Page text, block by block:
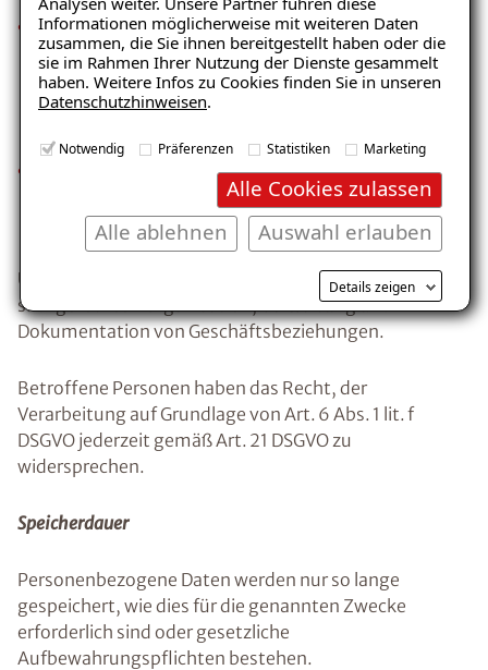
Informationen möglicherweise mit weiteren Daten
zusammen, die Sie ihnen bereitgestellt haben oder die
sie im Rahmen Ihrer Nutzung der Dienste gesammelt
haben. Weitere Infos zu Cookies finden Sie in unseren
Datenschutzhinweisen.
Notwendig Präferenzen Statistiken Marketing
Alle Cookies zulassen
Auswahl erlauben
Alle ablehnen
Details zeigen
vertriebs‑ und projektbezogene
Zusatzinformationen (z. B. Kommunikations‑ und
Entscheidungsstil, projektbezogene Präferenzen
sowie vertriebsrelevante Zusatzinformationen),
technische Nutzungs‑ und Protokolldaten bei der
Nutzung unserer IT‑ und Kommunikationssysteme
(z. B. Meeting‑IDs, IP‑Adressen).
Unser berechtigtes Interesse liegt in der
sachgerechten Organisation, Verwaltung und
Dokumentation von Geschäftsbeziehungen.
Betroffene Personen haben das Recht, der
Verarbeitung auf Grundlage von Art. 6 Abs. 1 lit. f
DSGVO jederzeit gemäß Art. 21 DSGVO zu
widersprechen.
Speicherdauer
Personenbezogene Daten werden nur so lange
gespeichert, wie dies für die genannten Zwecke
erforderlich sind oder gesetzliche
Aufbewahrungspflichten bestehen.